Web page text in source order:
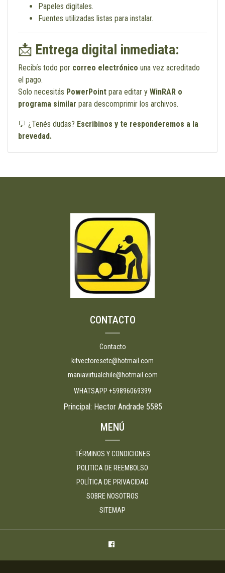
Papeles digitales.
Fuentes utilizadas listas para instalar.
📩 Entrega digital inmediata:
Recibís todo por correo electrónico una vez acreditado
el pago.
Solo necesitás PowerPoint para editar y WinRAR o
programa similar para descomprimir los archivos.
💬 ¿Tenés dudas? Escribinos y te responderemos a la
brevedad.
CONTACTO
Contacto
kitvectoresetc@hotmail.com
maniavirtualchile@hotmail.com
WHATSAPP +59896069399
Principal: Hector Andrade 5585
MENÚ
TÉRMINOS Y CONDICIONES
POLITICA DE REEMBOLSO
POLÍTICA DE PRIVACIDAD
SOBRE NOSOTROS
SITEMAP